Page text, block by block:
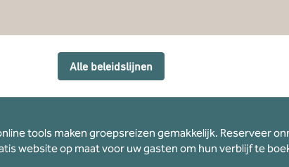
Alle beleidslijnen
tools maken groepsreizen gemakkelijk. Reserveer
website op maat voor uw gasten om hun verblijf te